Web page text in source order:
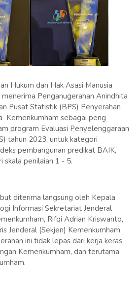
Hukum dan Hak Asasi Manusia
Penganugerahan Anindhita
Pusat Statistik (BPS) Penyerahan
Kemenkumham sebagai peng
program Evaluasi Penyelenggaraan
tahun 2023, untuk kategori
pembangunan predikat BAIK,
skala penilaian 1 - 5.
diterima langsung oleh Kepala
Informasi Sekretariat Jenderal
Rifqi Adrian Kriswanto,
Jenderal (Sekjen) Kemenkumham.
ini tidak lepas dari kerja keras
Kemenkumham, dan terutama